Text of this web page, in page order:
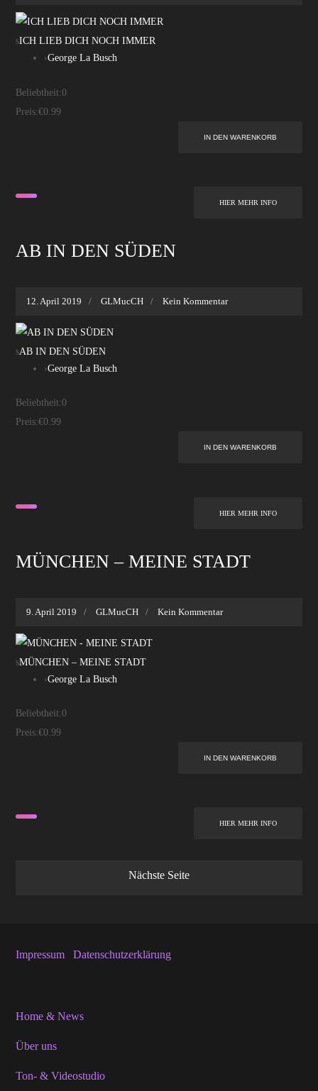
sICH LIEB DICH NOCH IMMER
›George La Busch
Beliebtheit:0
Preis:€0.99
HIER MEHR INFO
AB IN DEN SÜDEN
12. April 2019 GLMucCH Kein Kommentar
sAB IN DEN SÜDEN
›George La Busch
Beliebtheit:0
Preis:€0.99
HIER MEHR INFO
MÜNCHEN – MEINE STADT
9. April 2019 GLMucCH Kein Kommentar
sMÜNCHEN – MEINE STADT
›George La Busch
Beliebtheit:0
Preis:€0.99
HIER MEHR INFO
Nächste Seite
Impressum Datenschutzerklärung
Home & News
Über uns
Ton- & Videostudio